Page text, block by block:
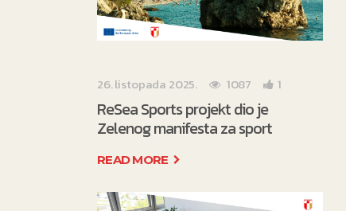
26. listopada 2025. 1087 1
ReSea Sports projekt dio je
Zelenog manifesta za sport
READ MORE